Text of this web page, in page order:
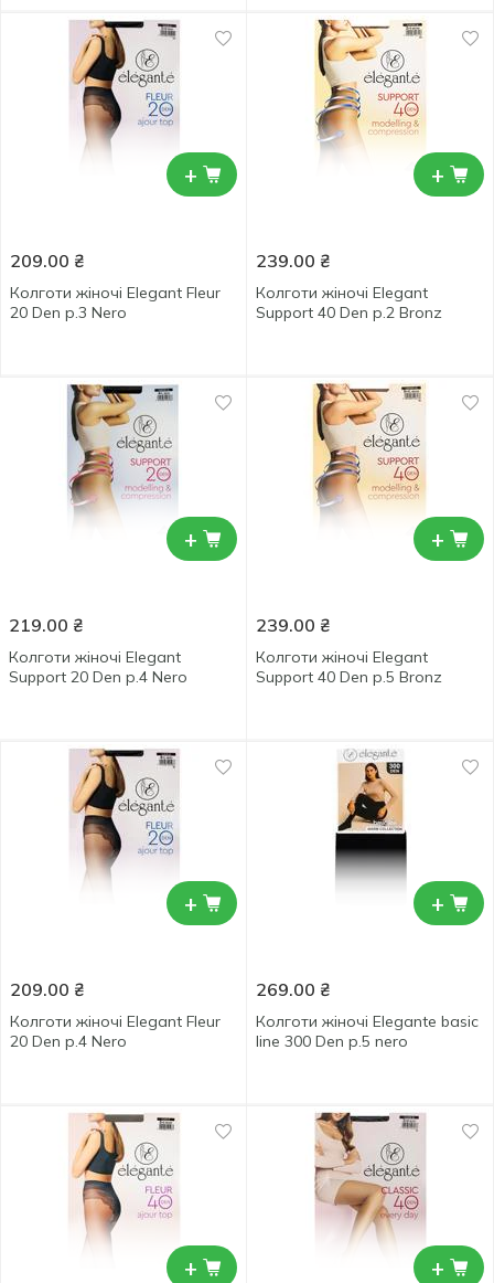
+
209.00 ₴
Колготи жіночі Elegant Fleur
20 Den р.3 Nero
+
239.00 ₴
Колготи жіночі Elegant
Support 40 Den р.2 Bronz
+
219.00 ₴
Колготи жіночі Elegant
Support 20 Den р.4 Nero
+
239.00 ₴
Колготи жіночі Elegant
Support 40 Den р.5 Bronz
+
209.00 ₴
Колготи жіночі Elegant Fleur
20 Den р.4 Nero
+
269.00 ₴
Колготи жіночі Elegante basic
line 300 Den р.5 nero
+ +